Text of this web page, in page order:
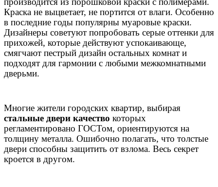
Краска не выцветает, не портится от влаги. Особенно
в последние годы популярны муаровые краски.
Дизайнеры советуют попробовать серые оттенки для
прихожей, которые действуют успокаивающе,
смягчают пестрый дизайн остальных комнат и
подходят для гармонии с любыми межкомнатными
дверьми.
Многие жители городских квартир, выбирая
стальные двери качество которых
регламентировано ГОСТом, ориентируются на
толщину металла. Ошибочно полагать, что толстые
двери способны защитить от взлома. Весь секрет
кроется в другом.